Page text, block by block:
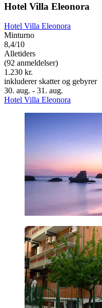
Hotel Villa Eleonora
Hotel Villa Eleonora
Minturno
8,4/10
Alletiders
(92 anmeldelser)
1.230 kr.
inkluderer skatter og gebyrer
30. aug. - 31. aug.
Hotel Villa Eleonora